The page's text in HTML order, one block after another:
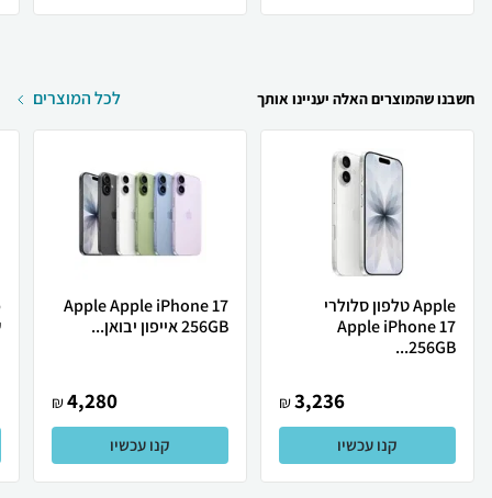
חשבנו שהמוצרים האלה יעניינו אותך לכל המוצרים
Apple טלפון סלולרי
Apple iPhone 17
256GB...
3,236
₪
קנו עכשיו
Apple Apple iPhone 17
256GB אייפון יבואן...
4,280
₪
קנו עכשיו